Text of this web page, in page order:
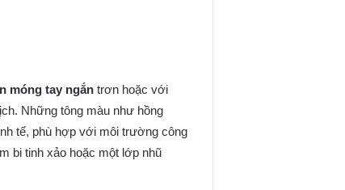
móng tay ngắn trơn hoặc với
Những tông màu như hồng
tế, phù hợp với môi trường công
bi tinh xảo hoặc một lớp nhũ